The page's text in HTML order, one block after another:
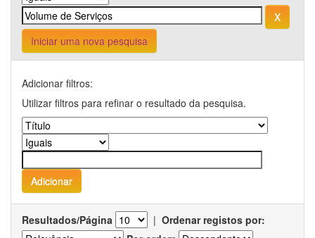
Iniciar uma nova pesquisa
Adicionar filtros:
Utilizar filtros para refinar o resultado da pesquisa.
Resultados/Página | Ordenar registos por: